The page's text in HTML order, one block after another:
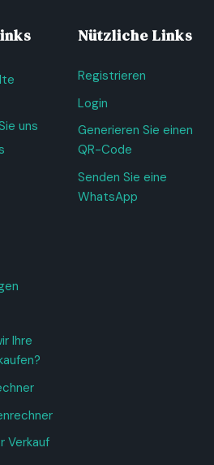
uns
Ihre
Verkauf
Nützliche Links
Registrieren
Login
Generieren Sie einen
QR-Code
Senden Sie eine
WhatsApp